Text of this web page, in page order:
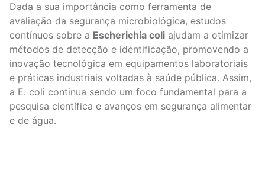
Dada a sua importância como ferramenta de
avaliação da segurança microbiológica, estudos
contínuos sobre a Escherichia coli ajudam a otimizar
métodos de detecção e identificação, promovendo a
inovação tecnológica em equipamentos laboratoriais
e práticas industriais voltadas à saúde pública. Assim,
a E. coli continua sendo um foco fundamental para a
pesquisa científica e avanços em segurança alimentar
e de água.